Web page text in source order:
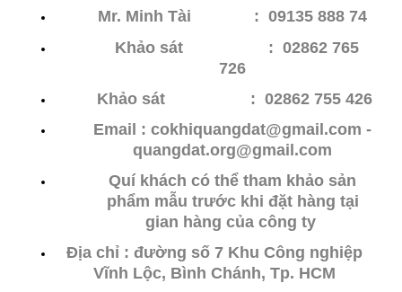
Mr. Minh Tài : 09135 888 74
Khảo sát : 02862 765
726
Khảo sát
: 02862 755 426
Email : cokhiquangdat@gmail.com -
quangdat.org@gmail.com
Quí khách có thể tham khảo sản
phẩm mẫu trước khi đặt hàng tại
gian hàng của công ty
Địa chỉ : đường số 7 Khu Công nghiệp
Vĩnh Lộc, Bình Chánh, Tp. HCM